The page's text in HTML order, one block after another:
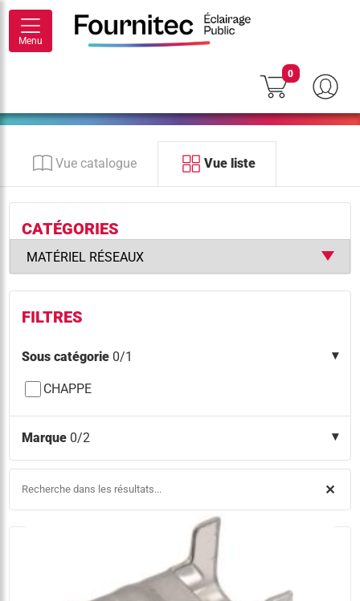
Menu
0
Vue catalogue Vue liste
CATÉGORIES
FILTRES
Sous catégorie 0/1
CHAPPE
Marque 0/2
✕